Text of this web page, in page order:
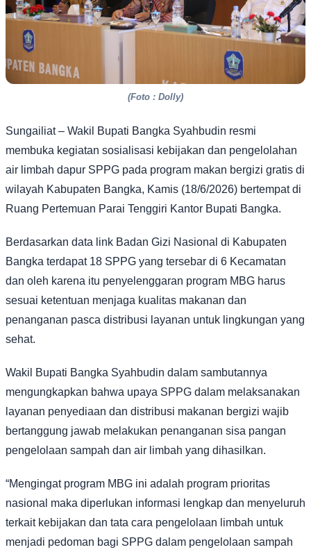
(Foto : Dolly)
Sungailiat – Wakil Bupati Bangka Syahbudin resmi
membuka kegiatan sosialisasi kebijakan dan pengelolahan
air limbah dapur SPPG pada program makan bergizi gratis di
wilayah Kabupaten Bangka, Kamis (18/6/2026) bertempat di
Ruang Pertemuan Parai Tenggiri Kantor Bupati Bangka.
Berdasarkan data link Badan Gizi Nasional di Kabupaten
Bangka terdapat 18 SPPG yang tersebar di 6 Kecamatan
dan oleh karena itu penyelenggaran program MBG harus
sesuai ketentuan menjaga kualitas makanan dan
penanganan pasca distribusi layanan untuk lingkungan yang
sehat.
Wakil Bupati Bangka Syahbudin dalam sambutannya
mengungkapkan bahwa upaya SPPG dalam melaksanakan
layanan penyediaan dan distribusi makanan bergizi wajib
bertanggung jawab melakukan penanganan sisa pangan
pengelolaan sampah dan air limbah yang dihasilkan.
“Mengingat program MBG ini adalah program prioritas
nasional maka diperlukan informasi lengkap dan menyeluruh
terkait kebijakan dan tata cara pengelolaan limbah untuk
menjadi pedoman bagi SPPG dalam pengelolaan sampah